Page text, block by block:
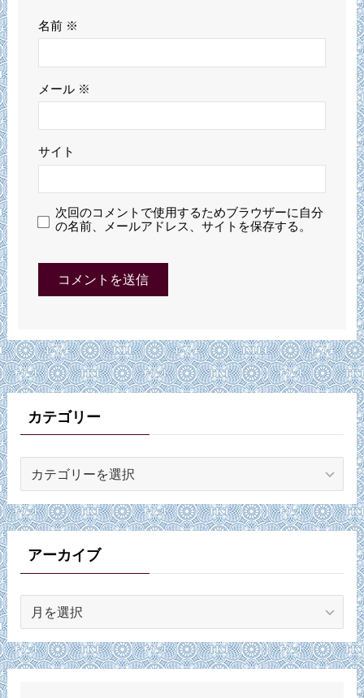
名前 ※
メール ※
サイト
次回のコメントで使用するためブラウザーに自分
の名前、メールアドレス、サイトを保存する。
カテゴリー
ゴ
リ
ーアーカイブ
カ
イ